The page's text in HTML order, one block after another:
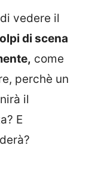
vedere il
di scena
come
perchè un
il
E